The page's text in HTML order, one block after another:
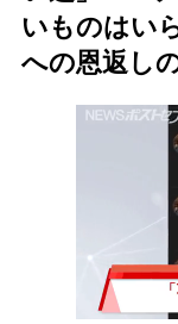
いものはい
への恩返し